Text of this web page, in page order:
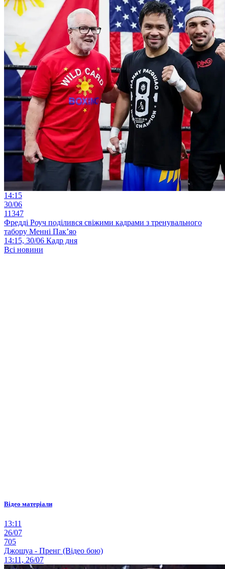
14:15
30/06
11347
Фредді Роуч поділився свіжими кадрами з тренувального
табору Менні Пак’яо
14:15, 30/06 Кадр дня
Всі новини
Відео матеріали
13:11
26/07
705
Джошуа - Пренг (Відео бою)
13:11, 26/07